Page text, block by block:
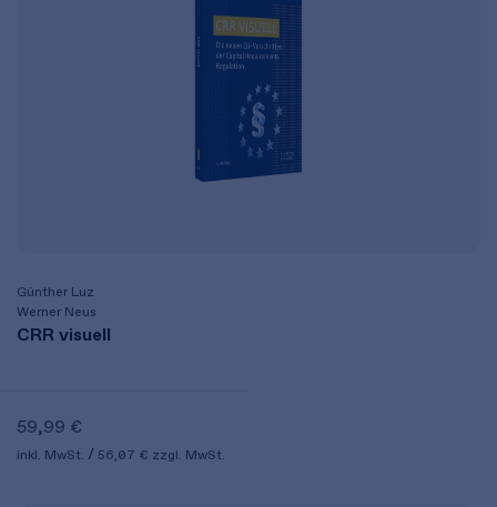
Günther Luz
Werner Neus
CRR visuell
59,99 €
inkl. MwSt. 56,07 € zzgl. MwSt.